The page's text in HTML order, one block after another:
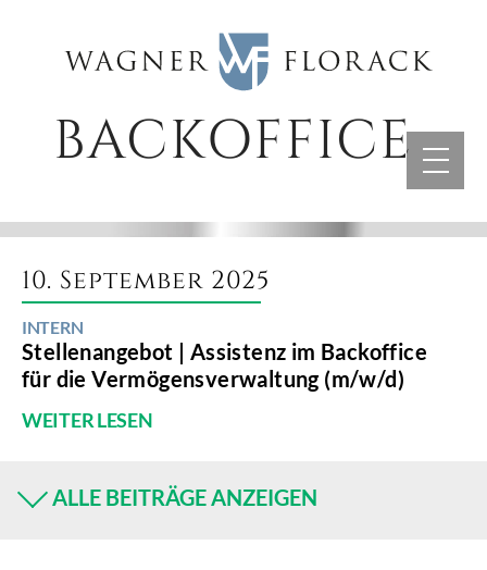
BACKOFFICE
10. September 2025
INTERN
Stellenangebot | Assistenz im Backoffice
für die Vermögensverwaltung (m/w/d)
WEITER LESEN
ALLE BEITRÄGE ANZEIGEN